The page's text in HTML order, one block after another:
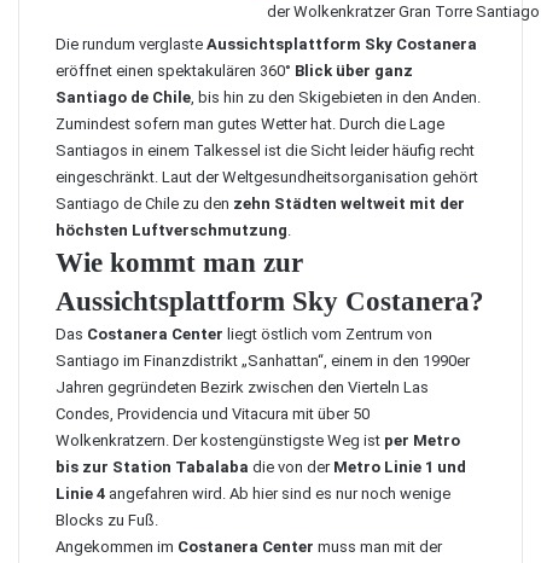
der Wolkenkratzer Gran Torre Santiago
Die rundum verglaste Aussichtsplattform Sky Costanera
eröffnet einen spektakulären 360° Blick über ganz
Santiago de Chile, bis hin zu den Skigebieten in den Anden.
Zumindest sofern man gutes Wetter hat. Durch die Lage
Santiagos in einem Talkessel ist die Sicht leider häufig recht
eingeschränkt. Laut der Weltgesundheitsorganisation gehört
Santiago de Chile zu den zehn Städten weltweit mit der
höchsten Luftverschmutzung.
Wie kommt man zur
Aussichtsplattform Sky Costanera?
Das Costanera Center liegt östlich vom Zentrum von
Santiago im Finanzdistrikt „Sanhattan“, einem in den 1990er
Jahren gegründeten Bezirk zwischen den Vierteln Las
Condes, Providencia und Vitacura mit über 50
Wolkenkratzern. Der kostengünstigste Weg ist per Metro
bis zur Station Tabalaba die von der Metro Linie 1 und
Linie 4 angefahren wird. Ab hier sind es nur noch wenige
Blocks zu Fuß.
Angekommen im Costanera Center muss man mit der